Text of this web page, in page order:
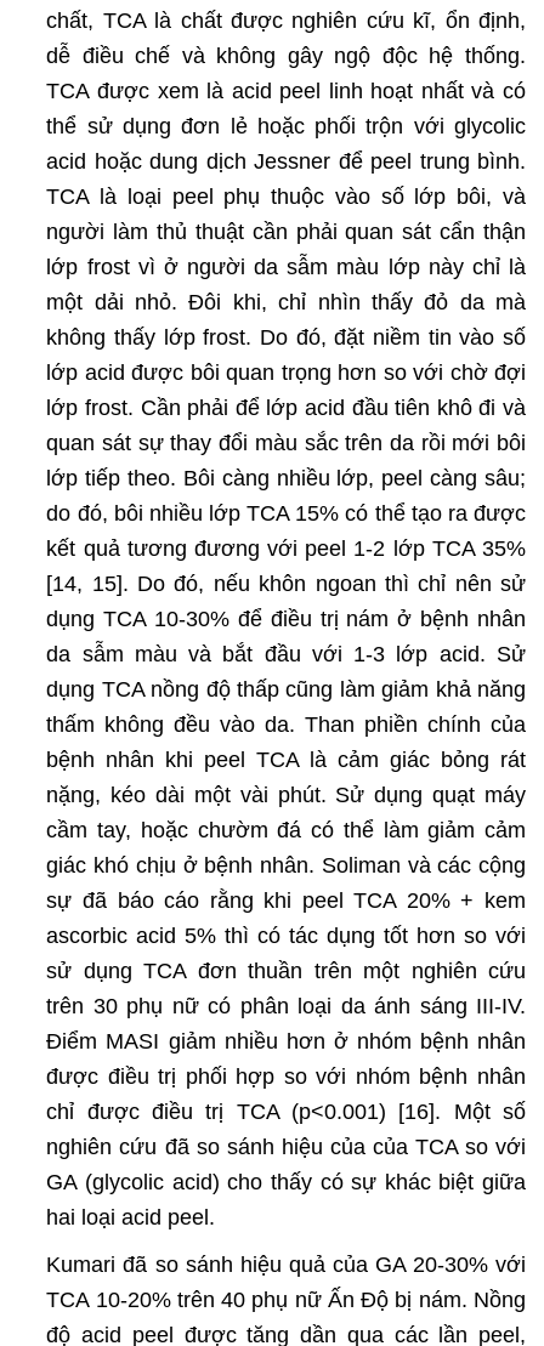
chất, TCA là chất được nghiên cứu kĩ, ổn định,
dễ điều chế và không gây ngộ độc hệ thống.
TCA được xem là acid peel linh hoạt nhất và có
thể sử dụng đơn lẻ hoặc phối trộn với glycolic
acid hoặc dung dịch Jessner để peel trung bình.
TCA là loại peel phụ thuộc vào số lớp bôi, và
người làm thủ thuật cần phải quan sát cẩn thận
lớp frost vì ở người da sẫm màu lớp này chỉ là
một dải nhỏ. Đôi khi, chỉ nhìn thấy đỏ da mà
không thấy lớp frost. Do đó, đặt niềm tin vào số
lớp acid được bôi quan trọng hơn so với chờ đợi
lớp frost. Cần phải để lớp acid đầu tiên khô đi và
quan sát sự thay đổi màu sắc trên da rồi mới bôi
lớp tiếp theo. Bôi càng nhiều lớp, peel càng sâu;
do đó, bôi nhiều lớp TCA 15% có thể tạo ra được
kết quả tương đương với peel 1-2 lớp TCA 35%
[14, 15]. Do đó, nếu khôn ngoan thì chỉ nên sử
dụng TCA 10-30% để điều trị nám ở bệnh nhân
da sẫm màu và bắt đầu với 1-3 lớp acid. Sử
dụng TCA nồng độ thấp cũng làm giảm khả năng
thấm không đều vào da. Than phiền chính của
bệnh nhân khi peel TCA là cảm giác bỏng rát
nặng, kéo dài một vài phút. Sử dụng quạt máy
cầm tay, hoặc chườm đá có thể làm giảm cảm
giác khó chịu ở bệnh nhân. Soliman và các cộng
sự đã báo cáo rằng khi peel TCA 20% + kem
ascorbic acid 5% thì có tác dụng tốt hơn so với
sử dụng TCA đơn thuần trên một nghiên cứu
trên 30 phụ nữ có phân loại da ánh sáng III-IV.
Điểm MASI giảm nhiều hơn ở nhóm bệnh nhân
được điều trị phối hợp so với nhóm bệnh nhân
chỉ được điều trị TCA (p<0.001) [16]. Một số
nghiên cứu đã so sánh hiệu của của TCA so với
GA (glycolic acid) cho thấy có sự khác biệt giữa
hai loại acid peel.
Kumari đã so sánh hiệu quả của GA 20-30% với
TCA 10-20% trên 40 phụ nữ Ấn Độ bị nám. Nồng
độ acid peel được tăng dần qua các lần peel,